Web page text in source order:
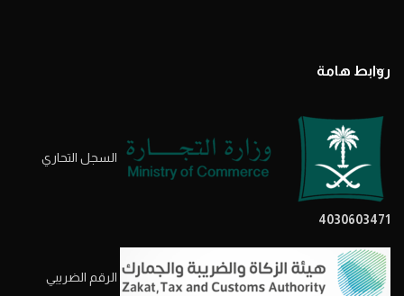
روابط هامة
السجل التحاري
4030603471
الرقم الضريبي